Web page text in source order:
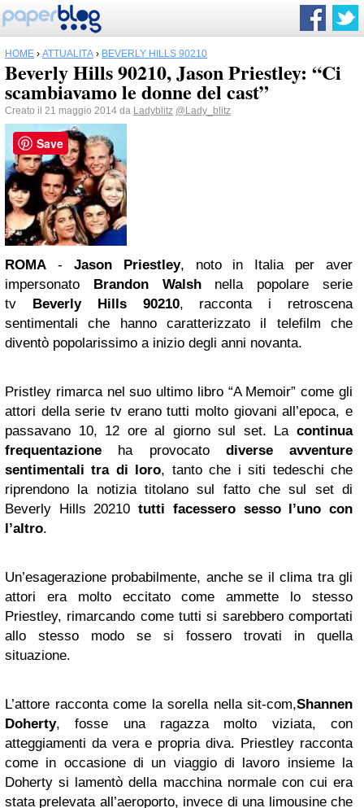
HOME › ATTUALITÀ › BEVERLY HILLS 90210
Beverly Hills 90210, Jason Priestley: “Ci
scambiavamo le donne del cast”
Creato il 21 maggio 2014 da Ladyblitz @Lady_blitz
ROMA - Jason Priestley, noto in Italia per aver
impersonato Brandon Walshnella popolare serie
tv Beverly Hills 90210, racconta i retroscena
sentimentali che hanno caratterizzato il telefilm che
diventò popolarissimo a inizio degli anni novanta.
Pristley rimarca nel suo ultimo libro “A Memoir” come gli
attori della serie tv erano tutti molto giovani all’epoca, e
passavano 10, 12 ore al giorno sul set. La continua
frequentazione ha provocato diverse avventure
sentimentali tra di loro, tanto che i siti tedeschi che
riprendono la notizia titolano sul fatto che sul set di
Beverly Hills 20210tutti facessero sesso l’uno con
l’altro.
Un’esagerazione probabilmente, anche se il clima tra gli
attori era molto eccitato come ammette lo stesso
Priestley, rimarcando come tutti si sarebbero comportati
allo stesso modo se si fossero trovati in quella
situazione.
L’attore racconta come la sorella nella sit-com,Shannen
Doherty, fosse una ragazza molto viziata, con
atteggiamenti da vera e propria diva. Priestley racconta
come in occasione di un viaggio di lavoro insieme la
Doherty si lamentò della macchina normale con cui era
stata prelevata all’aeroporto, invece di una limousine che
Save